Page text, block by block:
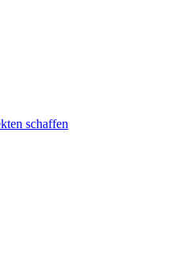
schaffen